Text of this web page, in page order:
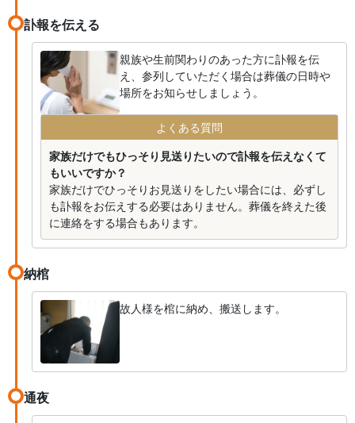
訃報を伝える
親族や生前関わりのあった方に訃報を伝
え、参列していただく場合は葬儀の日時や
場所をお知らせしましょう。
よくある質問
家族だけでもひっそり見送りたいので訃報を伝えなくて
もいいですか？
家族だけでひっそりお見送りをしたい場合には、必ずし
も訃報をお伝えする必要はありません。葬儀を終えた後
に連絡をする場合もあります。
納棺
故人様を棺に納め、搬送します。
通夜